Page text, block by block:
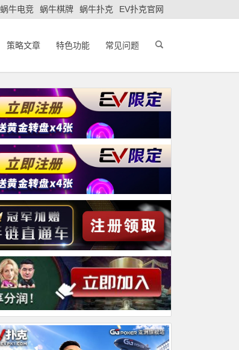
蜗牛电竞 蜗牛棋牌 蜗牛扑克 EV扑克官网
策略文章 特色功能 常见问题